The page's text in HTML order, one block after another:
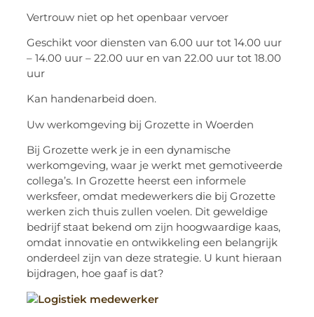
Vertrouw niet op het openbaar vervoer
Geschikt voor diensten van 6.00 uur tot 14.00 uur
– 14.00 uur – 22.00 uur en van 22.00 uur tot 18.00
uur
Kan handenarbeid doen.
Uw werkomgeving bij Grozette in Woerden
Bij Grozette werk je in een dynamische
werkomgeving, waar je werkt met gemotiveerde
collega’s. In Grozette heerst een informele
werksfeer, omdat medewerkers die bij Grozette
werken zich thuis zullen voelen. Dit geweldige
bedrijf staat bekend om zijn hoogwaardige kaas,
omdat innovatie en ontwikkeling een belangrijk
onderdeel zijn van deze strategie. U kunt hieraan
bijdragen, hoe gaaf is dat?